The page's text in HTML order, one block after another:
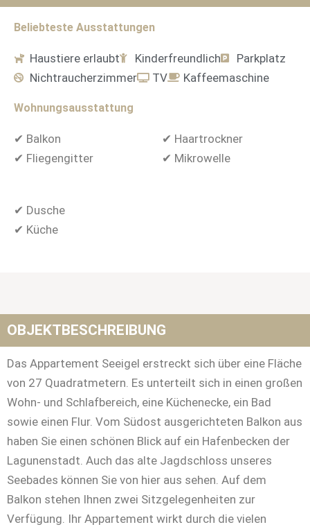
Beliebteste Ausstattungen
Haustiere erlaubt Kinderfreundlich
Parkplatz
Nichtraucherzimmer
TV Kaffeemaschine
Wohnungsausstattung
✔ Balkon
✔ Fliegengitter
✔ Haartrockner
✔ Mikrowelle
✔ Dusche
✔ Küche
OBJEKTBESCHREIBUNG
Das Appartement Seeigel erstreckt sich über eine Fläche
von 27 Quadratmetern. Es unterteilt sich in einen großen
Wohn- und Schlafbereich, eine Küchenecke, ein Bad
sowie einen Flur. Vom Südost ausgerichteten Balkon aus
haben Sie einen schönen Blick auf ein Hafenbecken der
Lagunenstadt. Auch das alte Jagdschloss unseres
Seebades können Sie von hier aus sehen. Auf dem
Balkon stehen Ihnen zwei Sitzgelegenheiten zur
Verfügung. Ihr Appartement wirkt durch die vielen